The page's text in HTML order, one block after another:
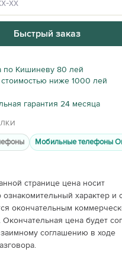
Быстрый заказ
по Кишиневу 80 лей
стоимостью ниже 1000 лей
гарантия 24 месяца
Мобильные телефоны
странице цена носит
характер и
окончательным
цена будет
соглашению в ходе